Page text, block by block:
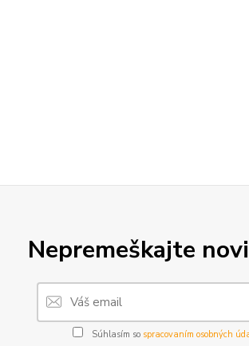
Nepremeškajte
Súhlasím so spracovaním osobných